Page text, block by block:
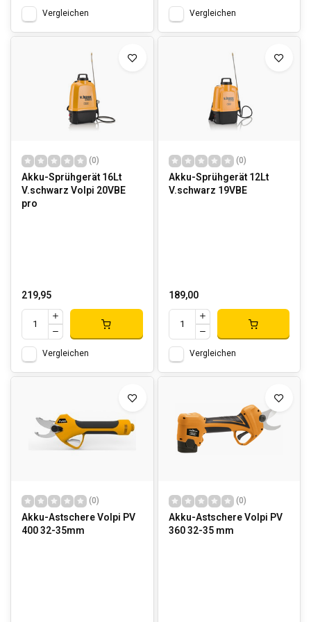
Vergleichen Vergleichen
(0)
Akku-Sprühgerät 16Lt
V.schwarz Volpi 20VBE
pro
219,95
Vergleichen
(0)
Akku-Sprühgerät 12Lt
V.schwarz 19VBE
189,00
Vergleichen
(0)
Akku-Astschere Volpi PV
400 32-35mm
(0)
Akku-Astschere Volpi PV
360 32-35 mm